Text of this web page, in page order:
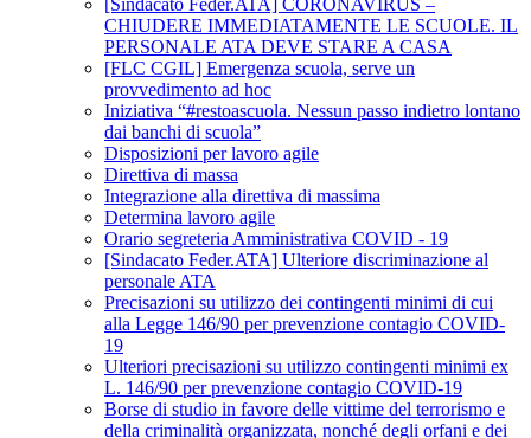
[Sindacato Feder.ATA] CORONAVIRUS –
CHIUDERE IMMEDIATAMENTE LE SCUOLE. IL
PERSONALE ATA DEVE STARE A CASA
[FLC CGIL] Emergenza scuola, serve un
provvedimento ad hoc
Iniziativa “#restoascuola. Nessun passo indietro lontano
dai banchi di scuola”
Disposizioni per lavoro agile
Direttiva di massa
Integrazione alla direttiva di massima
Determina lavoro agile
Orario segreteria Amministrativa COVID - 19
[Sindacato Feder.ATA] Ulteriore discriminazione al
personale ATA
Precisazioni su utilizzo dei contingenti minimi di cui
alla Legge 146/90 per prevenzione contagio COVID-
19
Ulteriori precisazioni su utilizzo contingenti minimi ex
L. 146/90 per prevenzione contagio COVID-19
Borse di studio in favore delle vittime del terrorismo e
della criminalità organizzata, nonché degli orfani e dei